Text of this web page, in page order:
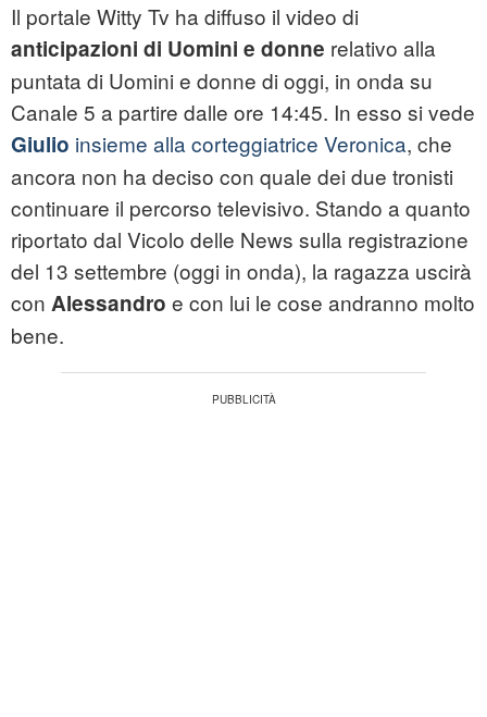
Il portale Witty Tv ha diffuso il video di
anticipazioni di Uomini e donne relativo alla
puntata di Uomini e donne di oggi, in onda su
Canale 5 a partire dalle ore 14:45. In esso si vede
Giulio insieme alla corteggiatrice Veronica, che
ancora non ha deciso con quale dei due tronisti
continuare il percorso televisivo. Stando a quanto
riportato dal Vicolo delle News sulla registrazione
del 13 settembre (oggi in onda), la ragazza uscirà
con Alessandro e con lui le cose andranno molto
bene.